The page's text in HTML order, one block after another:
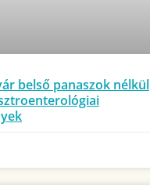
belső panaszok nélkül